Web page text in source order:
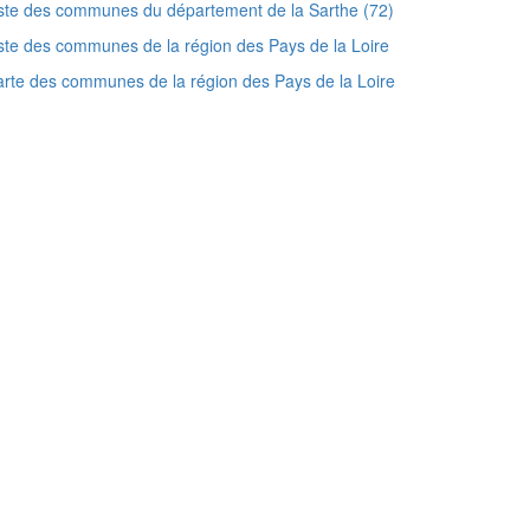
des communes du département de la Sarthe (72)
des communes de la région des Pays de la Loire
des communes de la région des Pays de la Loire